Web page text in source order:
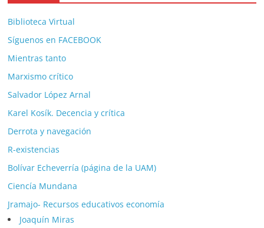
Biblioteca Virtual
Síguenos en FACEBOOK
Mientras tanto
Marxismo crítico
Salvador López Arnal
Karel Kosík. Decencia y crítica
Derrota y navegación
R-existencias
Bolívar Echeverría (página de la UAM)
Ciencía Mundana
Jramajo- Recursos educativos economía
Joaquín Miras